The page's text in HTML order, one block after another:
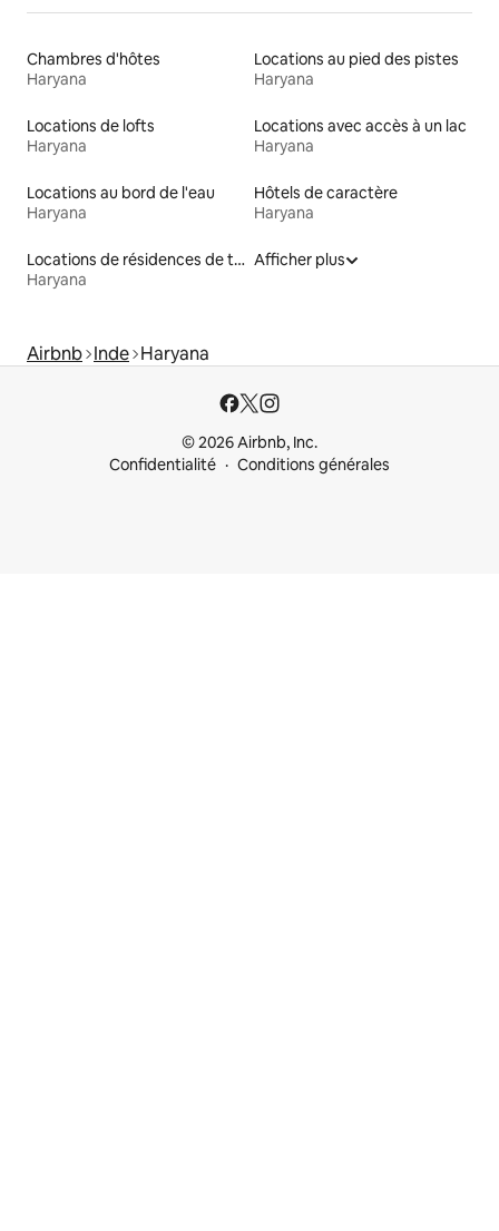
Chambres d'hôtes
Haryana
Locations au pied des pistes
Haryana
Locations de lofts
Haryana
Locations avec accès à un lac
Haryana
Locations au bord de l'eau
Haryana
Hôtels de caractère
Haryana
Locations de résidences de tourisme
Haryana
Afficher plus
Airbnb Inde Haryana
© 2026 Airbnb, Inc.
Confidentialité
Conditions générales